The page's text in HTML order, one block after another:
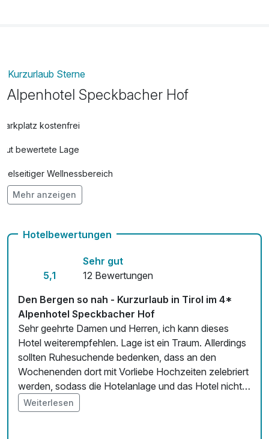
Minigolf
Rodelverleih
Romantisches Candlelight Dinner für 2
Kurzurlaub Sterne
Alpenhotel Speckbacher Hof
Parkplatz kostenfrei
Gut bewertete Lage
Vielseitiger Wellnessbereich
Hunde im Hotel erlaubt für 30,00 € pro Stück / Tag
Kostenloses W-LAN
Zimmerservice verfügbar
Mit Hotelbar
Mehr anzeigen
Hotelbewertungen
5,1
Sehr gut
12 Bewertungen
Den Bergen so nah - Kurzurlaub in Tirol im 4*
Alpenhotel Speckbacher Hof
Sehr geehrte Damen und Herren, ich kann dieses
Hotel weiterempfehlen. Lage ist ein Traum. Allerdings
sollten Ruhesuchende bedenken, dass an den
Wochenenden dort mit Vorliebe Hochzeiten zelebriert
werden, sodass die Hotelanlage und das Hotel nicht
als Rückzugsort angesehen werden kann... Einziger
Wermutstropfen: In den öffentlichen Damentoiletten
Weiterlesen